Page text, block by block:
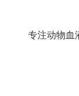
专注动物血